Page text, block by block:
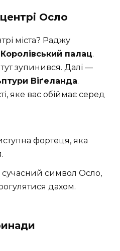
Осло
міста? Раджу
Королівський палац.
зупинився. Далі —
Віґеланда.
яке вас обіймає серед
фортеця, яка
символ Осло,
дахом.